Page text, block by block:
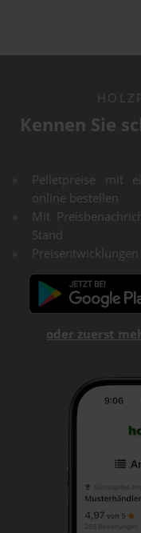
Kennen Sie
Pelletpreise mit
online bestellen
Mit
Stand
oder zuerst